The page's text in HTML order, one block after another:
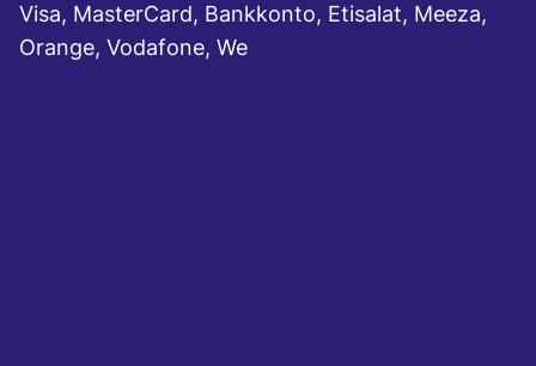
Visa, MasterCard, Bankkonto, Etisalat, Meeza,
Orange, Vodafone, We